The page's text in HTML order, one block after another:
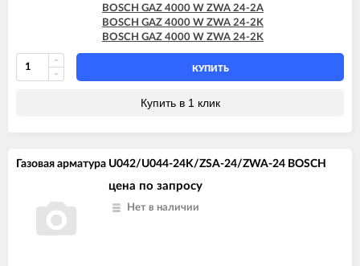
BOSCH GAZ 4000 W ZWA 24-2A
BOSCH GAZ 4000 W ZWA 24-2K
BOSCH GAZ 4000 W ZWA 24-2K
КУПИТЬ
Купить в 1 клик
Газовая арматура U042/U044-24K/ZSA-24/ZWA-24 BOSCH
цена по запросу
Нет в наличии